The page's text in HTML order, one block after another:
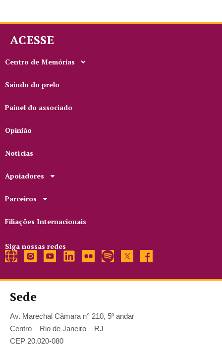
ACESSE
Centro de Memórias
Saindo do prelo
Painel do associado
Opinião
Notícias
Apoiadores
Parceiros
Filiações Internacionais
Siga nossas redes
Sede
Av. Marechal Câmara n° 210, 5º andar
Centro – Rio de Janeiro – RJ
CEP 20.020-080